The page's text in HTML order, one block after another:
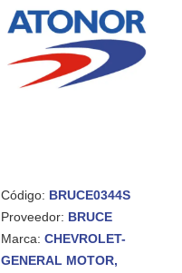
Código: BRUCE0344S
Proveedor: BRUCE
Marca:CHEVROLET-
GENERAL MOTOR,